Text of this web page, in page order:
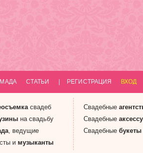
СТАТЬИ РЕГИСТРАЦИЯ ВХОД
свадеб
на свадьбу
, ведущие
и музыканты
Свадебные
Свадебные
Свадебные букеты